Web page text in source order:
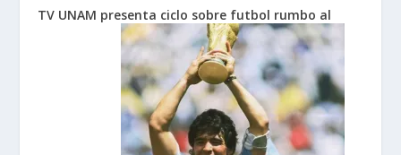
TV UNAM presenta ciclo sobre futbol rumbo al